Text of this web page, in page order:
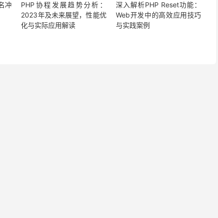
冲
PHP协程发展趋势分析：
2023年及未来展望，性能优
化与实际应用解读
深入解析PHP Reset功能：
Web开发中的高效应用技巧
与实践案例